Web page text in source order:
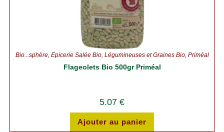
Bio...sphère, Épicerie Salée Bio, Légumineuses et Graines Bio, Priméal
Flageolets Bio 500gr Priméal
5.07 €
Ajouter au panier